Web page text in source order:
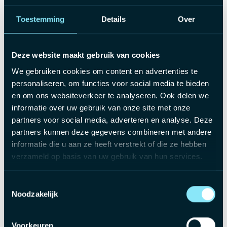
Toestemming Details Over
Deze website maakt gebruik van cookies
We gebruiken cookies om content en advertenties te
personaliseren, om functies voor social media te bieden
en om ons websiteverkeer te analyseren. Ook delen we
informatie over uw gebruik van onze site met onze
partners voor social media, adverteren en analyse. Deze
partners kunnen deze gegevens combineren met andere
informatie die u aan ze heeft verstrekt of die ze hebben
verzameld op basis van uw gebruik van hun services.
Noodzakelijk
Minstens twee jaar ervaring binnen een
accountants- of boekhoudkantoor
Een klantgerichte mindset en sterke
communicatieve vaardigheden
De motivatie om je kennis voortdurend verder
uit te bouwen
Wat mag je verwachten?
afhankelijk van ervaring en expertise